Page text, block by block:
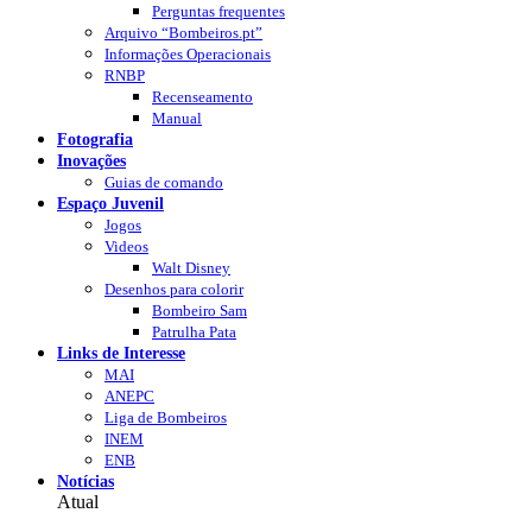
Perguntas frequentes
Arquivo “Bombeiros.pt”
Informações Operacionais
RNBP
Recenseamento
Manual
Fotografia
Inovações
Guias de comando
Espaço Juvenil
Jogos
Videos
Walt Disney
Desenhos para colorir
Bombeiro Sam
Patrulha Pata
Links de Interesse
MAI
ANEPC
Liga de Bombeiros
INEM
ENB
Notícias
Atual